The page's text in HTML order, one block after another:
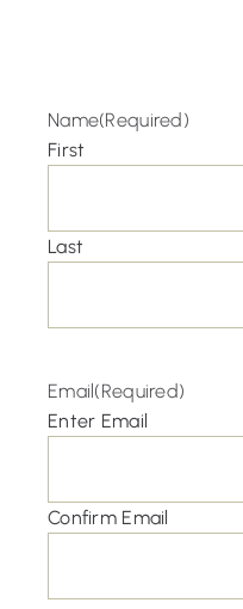
Name(Required)
First
Last
Email(Required)
Enter Email
Confirm Email